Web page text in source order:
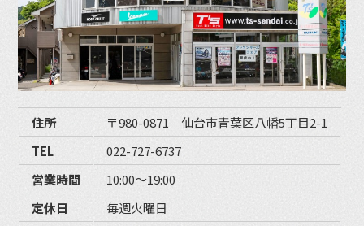
住所
〒980-0871 仙台市青葉区八幡5丁目2-1
TEL
022-727-6737
営業時間
10:00〜19:00
定休日
毎週火曜日